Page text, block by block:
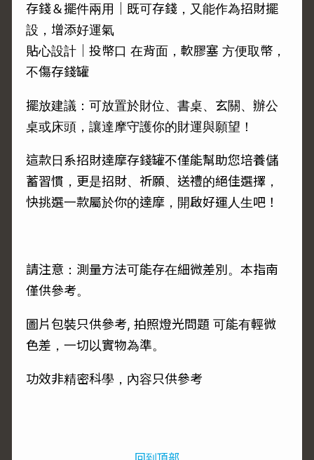
存錢＆擺件兩用｜既可存錢，又能作為招財擺
設，增添好運氣
貼心設計｜投幣口 在背面，軟膠塞 方便取幣，
不傷存錢罐
擺放建議：可放置於財位、書桌、玄關、辦公
桌或床頭，讓達摩守護你的財運與願望！
這款日系招財達摩存錢罐不僅能幫助您培養儲
蓄習慣，更是招財、祈願、送禮的絕佳選擇，
快挑選一款屬於你的達摩，開啟好運人生吧！
請注意：測量方法可能存在細微差別。本指南
僅供參考。
圖片包裝只供參考, 拍照燈光問題 可能有輕微
色差，一切以實物為準。
功效非精密科學，內容只供參考